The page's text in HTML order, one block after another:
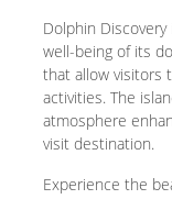
Dolphin
well-being of its
that allow visitors
activities. The
atmosphere
visit destination.
Experience the